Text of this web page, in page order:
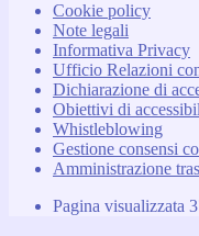
Cookie policy
Note legali
Informativa Privacy
Ufficio Relazioni
Dichiarazione di
Obiettivi di
Whistleblowing
Gestione consensi
Amministrazione
Pagina visualizzata